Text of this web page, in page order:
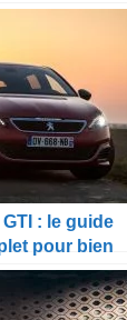
: le guide
pour bien
2026